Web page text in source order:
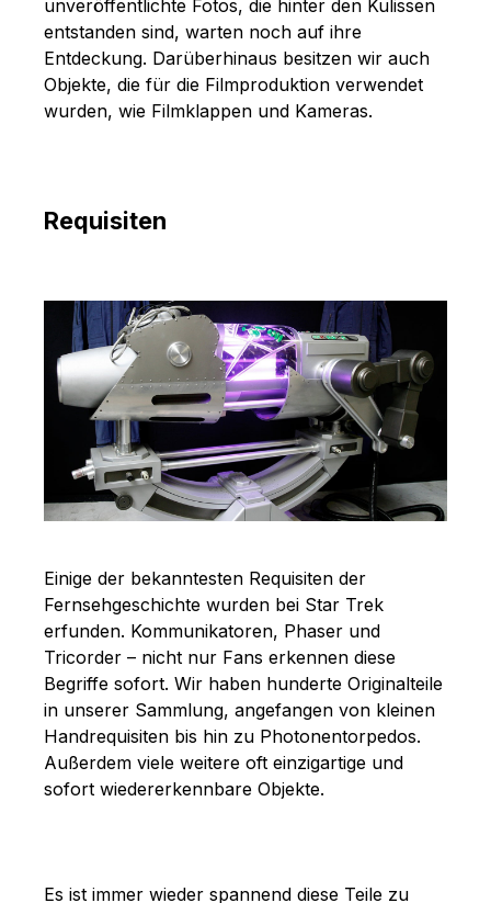
unveröffentlichte Fotos, die hinter den Kulissen
entstanden sind, warten noch auf ihre
Entdeckung. Darüberhinaus besitzen wir auch
Objekte, die für die Filmproduktion verwendet
wurden, wie Filmklappen und Kameras.
Requisiten
Einige der bekanntesten Requisiten der
Fernsehgeschichte wurden bei Star Trek
erfunden. Kommunikatoren, Phaser und
Tricorder – nicht nur Fans erkennen diese
Begriffe sofort. Wir haben hunderte Originalteile
in unserer Sammlung, angefangen von kleinen
Handrequisiten bis hin zu Photonentorpedos.
Außerdem viele weitere oft einzigartige und
sofort wiedererkennbare Objekte.
Es ist immer wieder spannend diese Teile zu